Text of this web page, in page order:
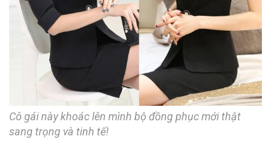
Cô gái này khoác lên mình bộ đồng phục mới thật
sang trọng và tinh tế!